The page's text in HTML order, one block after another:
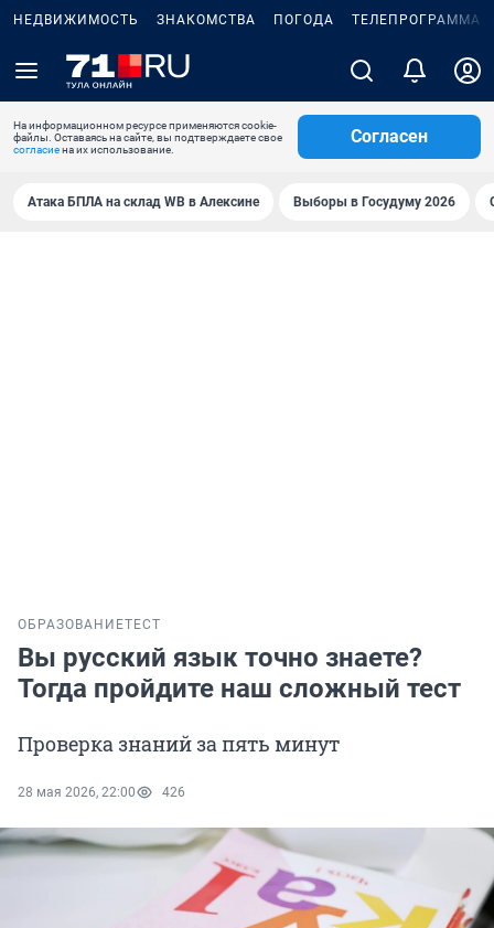
НЕДВИЖИМОСТЬ ЗНАКОМСТВА ПОГОДА ТЕЛЕПРОГРАММА
На информационном ресурсе применяются cookie-
файлы. Оставаясь на сайте, вы подтверждаете свое
согласиена их использование.
Согласен
Атака БПЛА на склад WB в Алексине Выборы в Госудуму 2026
ОБРАЗОВАНИЕТЕСТ
Вы русский язык точно знаете?
Тогда пройдите наш сложный тест
Проверка знаний за пять минут
28 мая 2026, 22:00 426